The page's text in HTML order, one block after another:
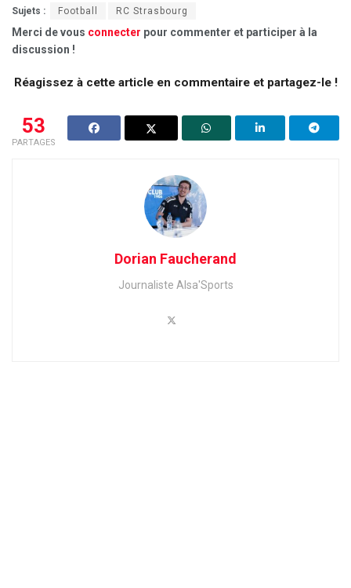
Sujets : Football RC Strasbourg
Merci de vous connecter pour commenter et participer à la
discussion !
Réagissez à cette article en commentaire et partagez-le !
53
PARTAGES
Dorian Faucherand
Journaliste Alsa'Sports